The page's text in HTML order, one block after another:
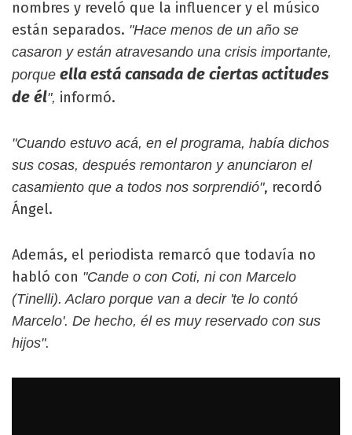
nombres y reveló que la influencer y el músico
están separados. "Hace menos de un año se
casaron y están atravesando una crisis importante,
porque ella está cansada de ciertas actitudes
de él", informó.
"Cuando estuvo acá, en el programa, había dichos
sus cosas, después remontaron y anunciaron el
casamiento que a todos nos sorprendió", recordó
Ángel.
Además, el periodista remarcó que todavía no
habló con "Cande o con Coti, ni con Marcelo
(Tinelli). Aclaro porque van a decir 'te lo contó
Marcelo'. De hecho, él es muy reservado con sus
hijos".